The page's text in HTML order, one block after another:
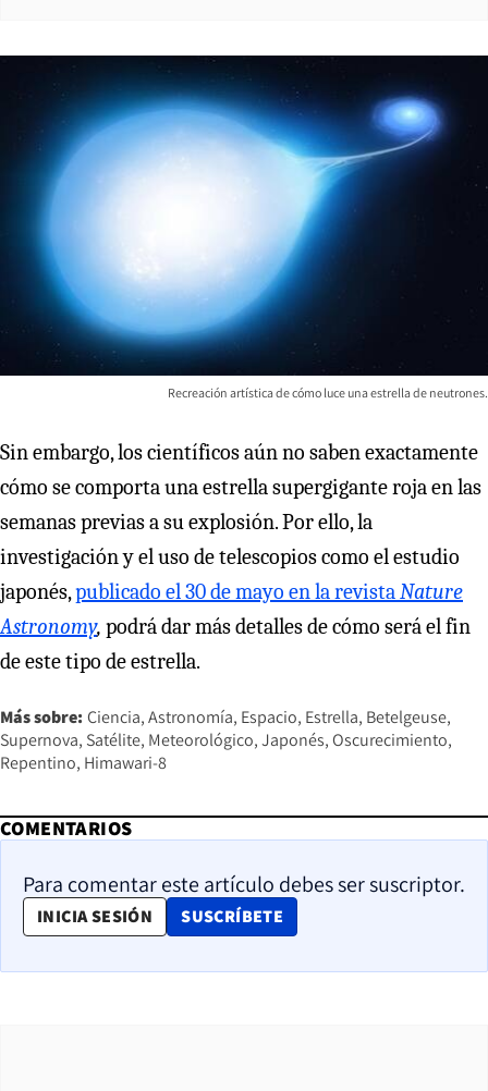
Recreación artística de cómo luce una estrella de neutrones.
Sin embargo, los científicos aún no saben exactamente
cómo se comporta una estrella supergigante roja en las
semanas previas a su explosión. Por ello, la
investigación y el uso de telescopios como el estudio
japonés,publicado el 30 de mayo en la revistaNature
Astronomy, podrá dar más detalles de cómo será el fin
de este tipo de estrella.
Más sobre: Ciencia Astronomía Espacio Estrella Betelgeuse
Supernova Satélite Meteorológico Japonés Oscurecimiento
Repentino Himawari-8
COMENTARIOS
Para comentar este artículo debes ser suscriptor.
INICIA SESIÓN SUSCRÍBETE
OPENS IN NEW WINDOW